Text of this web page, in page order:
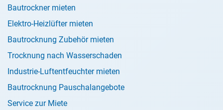
Bautrockner mieten
Elektro-Heizlüfter mieten
Bautrocknung Zubehör mieten
Trocknung nach Wasserschaden
Industrie-Luftentfeuchter mieten
Bautrocknung Pauschalangebote
Service zur Miete